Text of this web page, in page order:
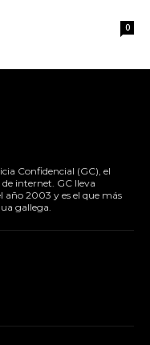
0
Confidencial (GC), el
internet. GC lleva
2003 y es el que más
gallega.